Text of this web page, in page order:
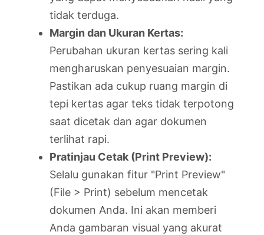
tidak terduga.
Margin dan Ukuran Kertas:
Perubahan ukuran kertas sering kali
mengharuskan penyesuaian margin.
Pastikan ada cukup ruang margin di
tepi kertas agar teks tidak terpotong
saat dicetak dan agar dokumen
terlihat rapi.
Pratinjau Cetak (Print Preview):
Selalu gunakan fitur "Print Preview"
(File > Print) sebelum mencetak
dokumen Anda. Ini akan memberi
Anda gambaran visual yang akurat